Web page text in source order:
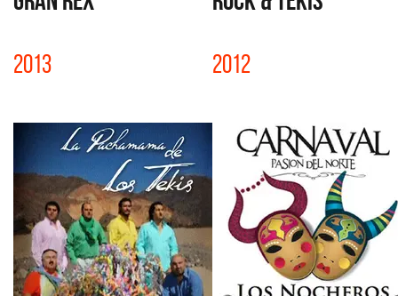
2013 2012